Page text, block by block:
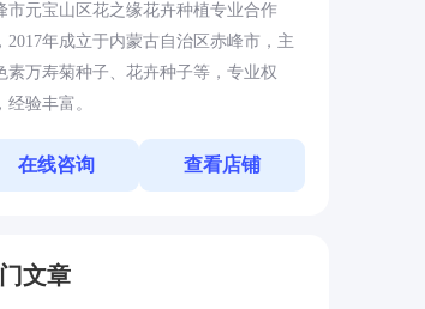
市元宝山区花之缘花卉种植专业合作
2017年成立于内蒙古自治区赤峰市，主
素万寿菊种子、花卉种子等，专业权
经验丰富。
在线咨询 查看店铺
文章